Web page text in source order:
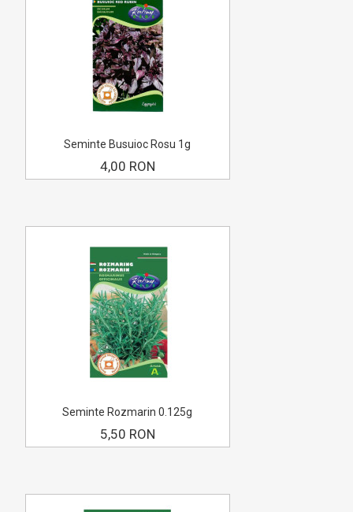
Seminte Busuioc Rosu 1g
4,00 RON
Seminte Rozmarin 0.125g
5,50 RON